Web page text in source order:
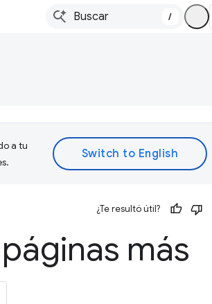
/
a tu
¿Te resultó útil?
más